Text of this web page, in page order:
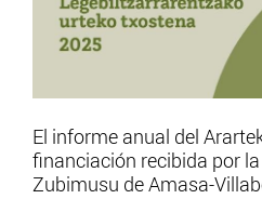
El informe anual del
financiación recibida por
Zubimusu de Amasa-